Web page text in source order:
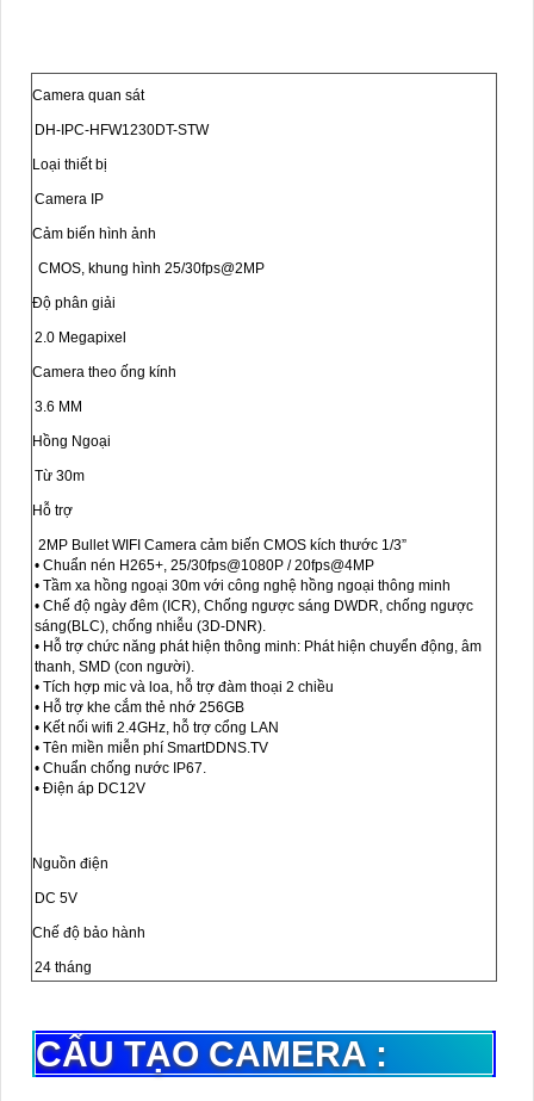
Camera quan sát
DH-IPC-HFW1230DT-STW
Loại thiết bị
Camera IP
Cảm biến hình ảnh
CMOS, khung hình 25/30fps@2MP
Độ phân giải
2.0 Megapixel
Camera theo ống kính
3.6 MM
Hồng Ngoại
Từ 30m
Hỗ trợ
2MP Bullet WIFI Camera cảm biến CMOS kích thước 1/3”
• Chuẩn nén H265+, 25/30fps@1080P / 20fps@4MP
• Tầm xa hồng ngoại 30m với công nghệ hồng ngoại thông minh
• Chế độ ngày đêm (ICR), Chống ngược sáng DWDR, chống ngược
sáng(BLC), chống nhiễu (3D-DNR).
• Hỗ trợ chức năng phát hiện thông minh: Phát hiện chuyển động, âm
thanh, SMD (con người).
• Tích hợp mic và loa, hỗ trợ đàm thoại 2 chiều
• Hỗ trợ khe cắm thẻ nhớ 256GB
• Kết nối wifi 2.4GHz, hỗ trợ cổng LAN
• Tên miền miễn phí SmartDDNS.TV
• Chuẩn chống nước IP67.
• Điện áp DC12V
Nguồn điện
DC 5V
Chế độ bảo hành
24 tháng
CẤU TẠO CAMERA :